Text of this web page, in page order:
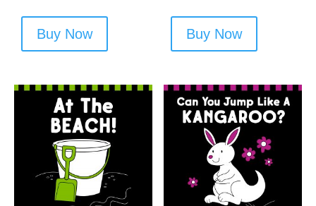
Buy Now Buy Now